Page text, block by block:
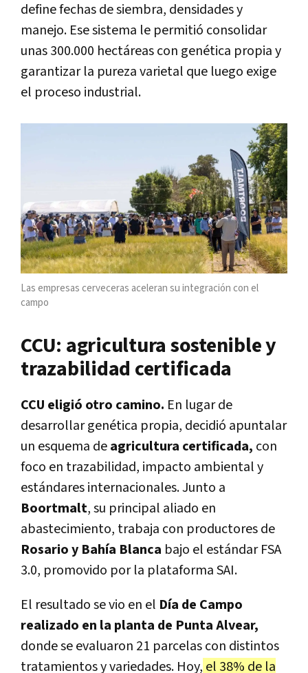
define fechas de siembra, densidades y
manejo. Ese sistema le permitió consolidar
unas 300.000 hectáreas con genética propia y
garantizar la pureza varietal que luego exige
el proceso industrial.
Las empresas cerveceras aceleran su integración con el
campo
CCU: agricultura sostenible y
trazabilidad certificada
CCU eligió otro camino. En lugar de
desarrollar genética propia, decidió apuntalar
un esquema deagricultura certificada, con
foco en trazabilidad, impacto ambiental y
estándares internacionales. Junto a
Boortmalt, su principal aliado en
abastecimiento, trabaja con productores de
Rosario y Bahía Blanca bajo el estándar FSA
3.0, promovido por la plataforma SAI.
El resultado se vio en el Día de Campo
realizado en la planta de Punta Alvear,
donde se evaluaron 21 parcelas con distintos
tratamientos y variedades. Hoy, el 38% de la